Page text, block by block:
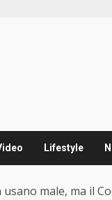
Lifestyle
male, ma il